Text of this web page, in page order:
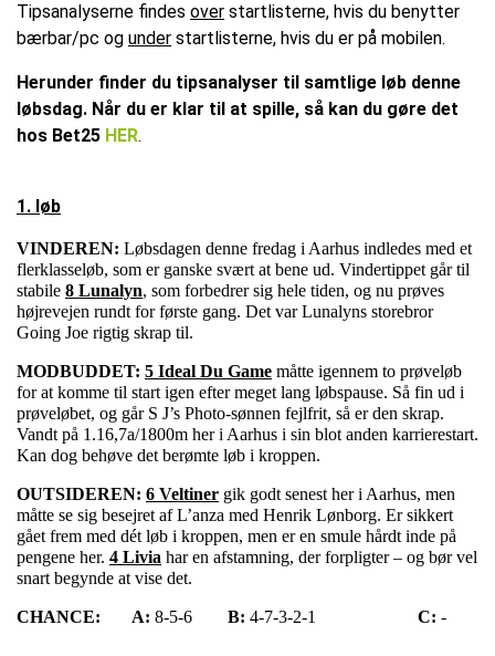
Tipsanalyserne findes over startlisterne, hvis du benytter
bærbar/pc og under startlisterne, hvis du er på mobilen.
Herunder finder du tipsanalyser til samtlige løb denne
løbsdag. Når du er klar til at spille, så kan du gøre det
hos Bet25 H ER.
1. løb
VINDEREN: Løbsdagen denne fredag i Aarhus indledes med et
flerklasseløb, som er ganske svært at bene ud. Vindertippet går til
stabile 8 Lunalyn, som forbedrer sig hele tiden, og nu prøves
højrevejen rundt for første gang. Det var Lunalyns storebror
Going Joe rigtig skrap til.
MODBUDDET: 5 Ideal Du Game måtte igennem to prøveløb
for at komme til start igen efter meget lang løbspause. Så fin ud i
prøveløbet, og går S J’s Photo-sønnen fejlfrit, så er den skrap.
Vandt på 1.16,7a/1800m her i Aarhus i sin blot anden karrierestart.
Kan dog behøve det berømte løb i kroppen.
OUTSIDEREN: 6 Veltiner gik godt senest her i Aarhus, men
måtte se sig besejret af L’anza med Henrik Lønborg. Er sikkert
gået frem med dét løb i kroppen, men er en smule hårdt inde på
pengene her. 4 Livia har en afstamning, der forpligter – og bør vel
snart begynde at vise det.
CHANCE: A: 8-5-6 B: 4-7-3-2-1 C: -